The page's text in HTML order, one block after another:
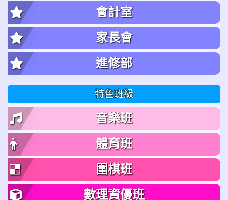
會計室
家長會
進修部
特色班級
音樂班
體育班
圍棋班
數理資優班